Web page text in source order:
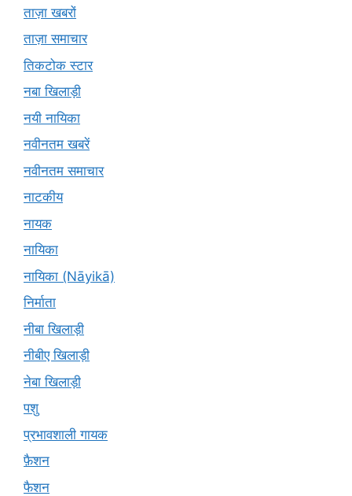
ताज़ा खबरों
ताज़ा समाचार
तिकटोक स्टार
नबा खिलाड़ी
नयी नायिका
नवीनतम खबरें
नवीनतम समाचार
नाटकीय
नायक
नायिका
नायिका (Nāyikā)
निर्माता
नीबा खिलाड़ी
नीबीए खिलाड़ी
नेबा खिलाड़ी
पशु
प्रभावशाली गायक
फ़ैशन
फैशन